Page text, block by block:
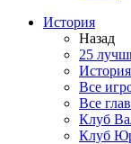
История
Назад
25
Все
Все
Клуб
Клуб